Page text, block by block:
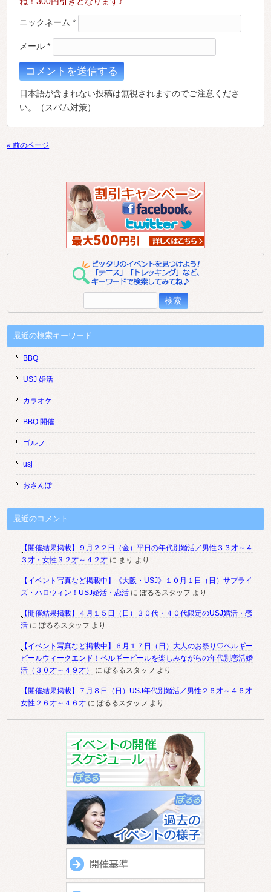
ニックネーム*
メール*
日本語が含まれない投稿は無視されますのでご注意くださ
い。（スパム対策）
« 前のページ
索:
最近の検索キーワード
BBQ
USJ 婚活
カラオケ
BBQ 開催
ゴルフ
usj
おさんぽ
最近のコメント
【開催結果掲載】９月２２日（金）平日の年代別婚活／男性３３才～４
３才・女性３２才～４２才 に まり より
【イベント写真など掲載中】《大阪・USJ》１０月１日（日）サプライ
ズ・ハロウィン！USJ婚活・恋活 にぽるるスタッフ より
【開催結果掲載】４月１５日（日）３０代・４０代限定のUSJ婚活・恋
活 にぽるるスタッフ より
【イベント写真など掲載中】６月１７日（日）大人のお祭り♡ベルギー
ビールウィークエンド！ベルギービールを楽しみながらの年代別恋活婚
活（３０才～４９才）
にぽるるスタッフ より
【開催結果掲載】７月８日（日）USJ年代別婚活／男性２６才～４６才
女性２６才～４６才 にぽるるスタッフ より